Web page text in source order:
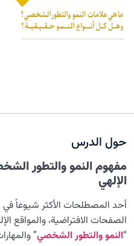
ما هي علامات النمو والتطور
حقيقية؟
القدوة في مسار الخلق: لماذا لا
لماذا خُلقنا؟
سرّ الفرح والسكينة الدائمة
العائلة السماوية للإنسان
هندسة النفس وتهذيب الروح
حول الدرس
مفهوم النمو والتطور
الإلهي
أحد المصطلحات الأكثر شيوعاً في
الصفحات الافتراضية، والمواقع
“النمو والتطور الشخصي”